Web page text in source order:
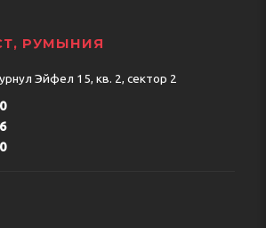
РУМЫНИЯ
Эйфел 15, кв. 2, сектор 2